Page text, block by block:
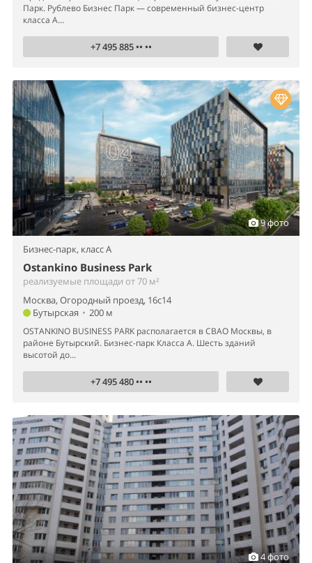
Парк. Рублево Бизнес Парк — современный бизнес-центр
класса А...
+7 495 885 •• ••
9 фото
Бизнес-парк, класс A
Ostankino Business Park
реализуемые площади от 70 м²
Москва, Огородный проезд, 16с14
Бутырская • 200 м
OSTANKINO BUSINESS PARK располагается в СВАО Москвы, в
районе Бутырский. Бизнес-парк Класса А. Шесть зданий
высотой до...
+7 495 480 •• ••
4 фото